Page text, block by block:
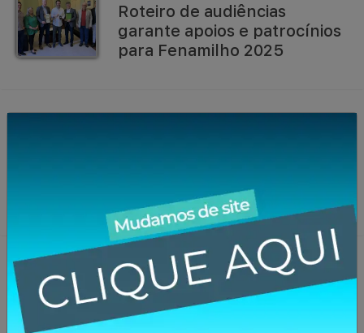
Roteiro de audiências
garante apoios e patrocínios
para Fenamilho 2025
para Fenamilho 2025
POLÍCIA - 20/02/2025 | 09:02
Homem é preso por furto no
bairro Cohab, em Santo